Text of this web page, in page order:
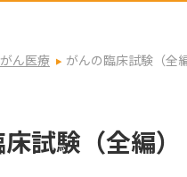
がん医療 がんの臨床試験（全
試験（全編）